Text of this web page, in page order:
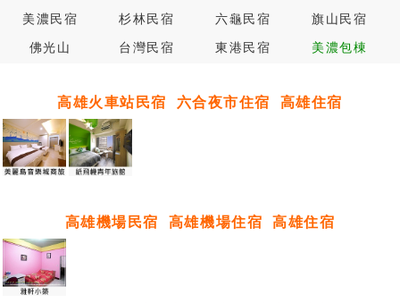
美濃民宿 杉林民宿 六龜民宿 旗山民宿
佛光山 台灣民宿 東港民宿 美濃包棟
高雄火車站民宿 六合夜市住宿 高雄住宿
高雄機場民宿 高雄機場住宿 高雄住宿